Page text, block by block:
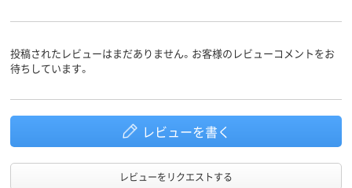
投稿されたレビューはまだありません。お客様のレビューコメントをお
待ちしています。
レビューを書く
レビューをリクエストする